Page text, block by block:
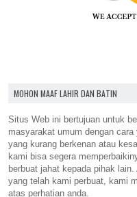
MOHON MAAF LAHIR DAN BATIN
Situs Web ini bertujuan untuk
masyarakat umum dengan
yang kurang berkenan atau
kami bisa segera
berbuat jahat kepada pihak
yang telah kami perbuat, kami
atas perhatian anda.